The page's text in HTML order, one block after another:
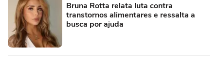
Bruna Rotta relata luta contra
transtornos alimentares e ressalta a
busca por ajuda